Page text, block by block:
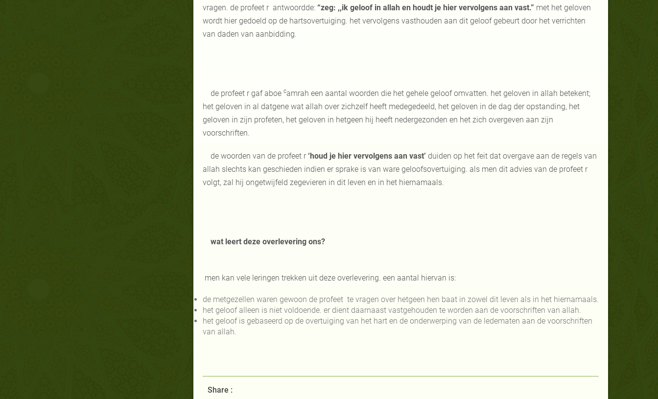
vragen. de profeet r antwoordde: “zeg: ,,ik geloof in allah en houdt je hier vervolgens aan vast.” met het geloven
wordt hier gedoeld op de hartsovertuiging. het vervolgens vasthouden aan dit geloof gebeurt door het verrichten
van daden van aanbidding.
de profeet r gaf aboe camrah een aantal woorden die het gehele geloof omvatten. het geloven in allah betekent;
het geloven in al datgene wat allah over zichzelf heeft medegedeeld, het geloven in de dag der opstanding, het
geloven in zijn profeten, het geloven in hetgeen hij heeft nedergezonden en het zich overgeven aan zijn
voorschriften.
de woorden van de profeet r ‘houd je hier vervolgens aan vast’ duiden op het feit dat overgave aan de regels van
allah slechts kan geschieden indien er sprake is van ware geloofsovertuiging. als men dit advies van de profeet r
volgt, zal hij ongetwijfeld zegevieren in dit leven en in het hiernamaals.
wat leert deze overlevering ons?
men kan vele leringen trekken uit deze overlevering. een aantal hiervan is:
de metgezellen waren gewoon de profeet te vragen over hetgeen hen baat in zowel dit leven als in het hiernamaals.
het geloof alleen is niet voldoende. er dient daarnaast vastgehouden te worden aan de voorschriften van allah.
het geloof is gebaseerd op de overtuiging van het hart en de onderwerping van de ledematen aan de voorschriften
van allah.
Share :